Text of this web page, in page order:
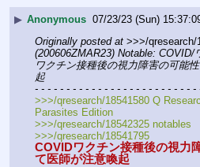
▶ Anonymous 07/23/23 (Sun)
Originally posted at
(200606ZMAR23) Notable: COVID/
ワクチン接種後の視力障害の可能
起
- - - - - - - - - - - - - - - - - - - - - - - - - -
>>>/qresearch/18541580 Q
Parasites Edition
>>>/qresearch/18542325 notables
>>>/qresearch/18541795
COVIDワクチン接種後の視力
て医師が注意喚起